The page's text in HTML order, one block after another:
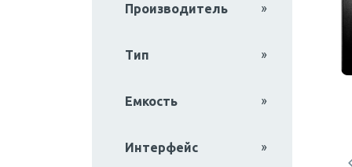
Производитель
Тип
Емкость
Интерфейс